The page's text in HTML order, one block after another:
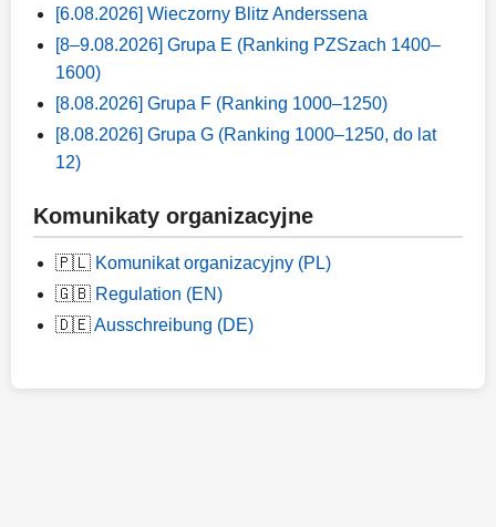
[6.08.2026] Wieczorny Blitz Anderssena
[8–9.08.2026] Grupa E (Ranking PZSzach 1400–
1600)
[8.08.2026] Grupa F (Ranking 1000–1250)
[8.08.2026] Grupa G (Ranking 1000–1250, do lat
12)
Komunikaty organizacyjne
🇵🇱 Komunikat organizacyjny (PL)
🇬🇧 Regulation (EN)
🇩🇪Ausschreibung (DE)